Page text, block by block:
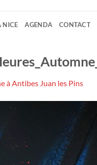
NICE AGENDA CONTACT
à Antibes Juan les Pins